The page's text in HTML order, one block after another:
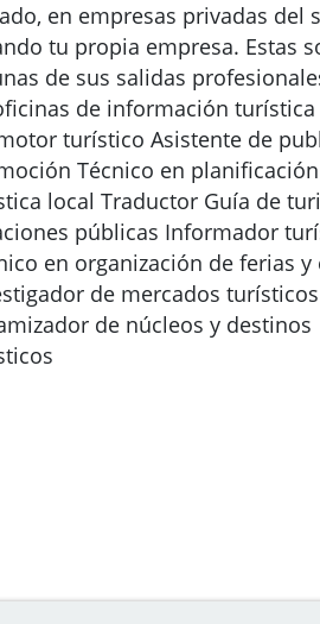
en empresas privadas del
tu propia empresa. Estas
de sus salidas
de información turística
turístico Asistente de
Técnico en planificación
local Traductor Guía de
públicas Informador
en organización de ferias y
de mercados turísticos
de núcleos y destinos